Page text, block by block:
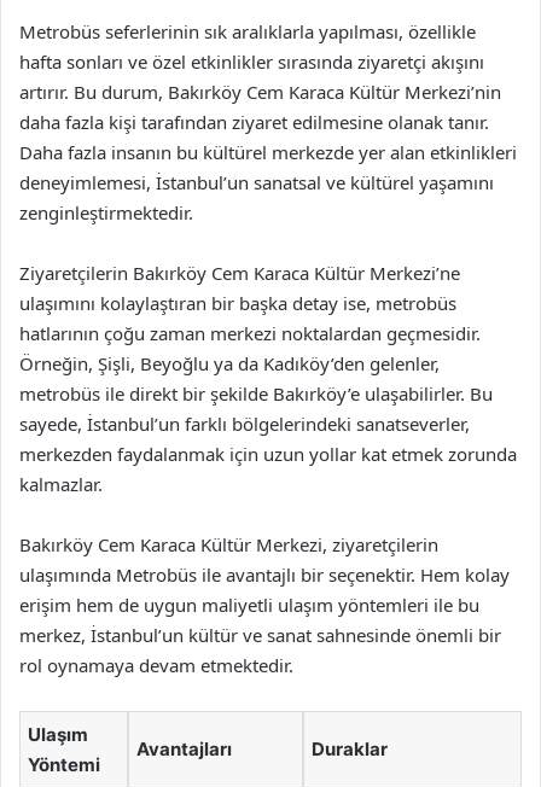
Metrobüs seferlerinin sık aralıklarla yapılması, özellikle
hafta sonları ve özel etkinlikler sırasında ziyaretçi akışını
artırır. Bu durum, Bakırköy Cem Karaca Kültür Merkezi’nin
daha fazla kişi tarafından ziyaret edilmesine olanak tanır.
Daha fazla insanın bu kültürel merkezde yer alan etkinlikleri
deneyimlemesi, İstanbul’un sanatsal ve kültürel yaşamını
zenginleştirmektedir.
Ziyaretçilerin Bakırköy Cem Karaca Kültür Merkezi’ne
ulaşımını kolaylaştıran bir başka detay ise, metrobüs
hatlarının çoğu zaman merkezi noktalardan geçmesidir.
Örneğin, Şişli, Beyoğlu ya da Kadıköy’den gelenler,
metrobüs ile direkt bir şekilde Bakırköy’e ulaşabilirler. Bu
sayede, İstanbul’un farklı bölgelerindeki sanatseverler,
merkezden faydalanmak için uzun yollar kat etmek zorunda
kalmazlar.
Bakırköy Cem Karaca Kültür Merkezi, ziyaretçilerin
ulaşımında Metrobüs ile avantajlı bir seçenektir. Hem kolay
erişim hem de uygun maliyetli ulaşım yöntemleri ile bu
merkez, İstanbul’un kültür ve sanat sahnesinde önemli bir
rol oynamaya devam etmektedir.
Ulaşım
Yöntemi
Avantajları Duraklar